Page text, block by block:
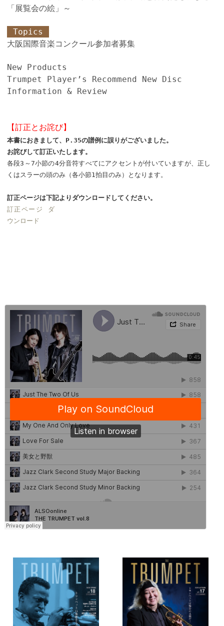
「展覧会の絵」～
Topics
大阪国際音楽コンクール参加者募集
New Products
Trumpet Player’s Recommend New Disc
Information & Review
【訂正とお詫び】
本書におきまして、P.35の譜例に誤りがございました。
お詫びして訂正いたします。
各段3～7小節の4分音符すべてにアクセントが付いていますが、正し
くはスラーの頭のみ（各小節1拍目のみ）となります。
訂正ページは下記よりダウンロードしてください。
訂正ページ ダ
ウンロード